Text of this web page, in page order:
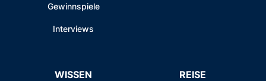
Gewinnspiele
Interviews
WISSEN REISE